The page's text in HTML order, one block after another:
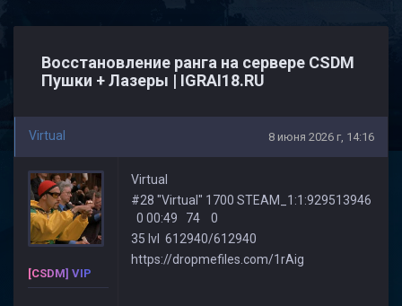
Восстановление ранга на сервере CSDM
Пушки + Лазеры | IGRAI18.RU
Virtual 8 июня 2026 г, 14:16
[CSDM] VIP
Virtual
#28 "Virtual" 1700 STEAM_1:1:929513946
0 00:49 74 0
35 lvl 612940/612940
https://dropmefiles.com/1rAig